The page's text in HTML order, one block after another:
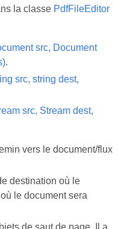
la classe PdfFileEditor
src, Document
.
src, string dest,
src, Stream dest,
vers le document/flux
destination où le
le document sera
de saut de page. Il a